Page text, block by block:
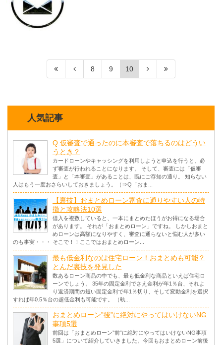
8 9 10
人気記事
Q.仮審査で通ったのに本審査で落ちるのはどうい
うとき？
カードローンやキャッシングを利用しようと申込を行うと、必
ず審査が行われることになります。 そして、審査には「仮審
査」と「本審査」があることは、既にご存知の通り。 知らない
人はもう一度おさらいしておきましょう。（⇒Q「おま...
【裏技】おまとめローン審査に通りやすい人の特
徴と攻略法10選
借入を複数していると、一本にまとめたほうがお得になる場合
があります。 それが「おまとめローン」ですね。 しかしおまと
めローンは高額になりやすく、審査に通らないと悩む人が多い
のも事実・・・ そこで！！ここではおまとめローン...
最も低金利なのは住宅ローン！おまとめも可能？
とんだ裏技を発見した
数あるローン商品の中でも、最も低金利な商品といえば住宅ロ
ーンでしょう。 35年の固定金利でさえ金利が年1％台、それよ
り返済期間の短い固定金利で年1％切り、そして変動金利を選択
すれば年0.5％台の超低金利も可能です。 （執...
おまとめローン”後”に絶対にやってはいけないNG
事項5選
前回は「おまとめローン”前”に絶対にやってはいけないNG事項
5選」について紹介していきました。今回もおまとめローン前後